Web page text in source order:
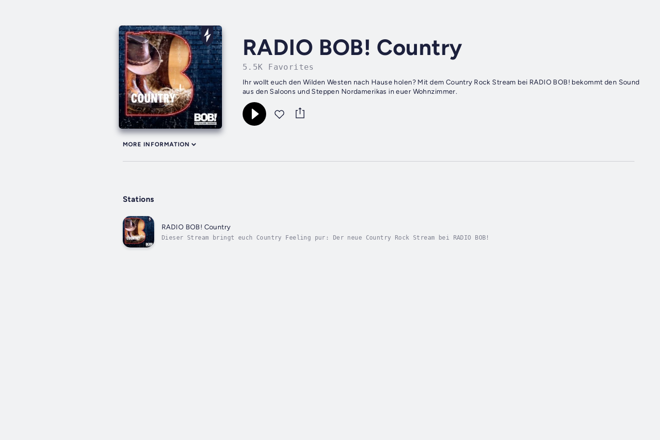
RADIO BOB! Country
5.5K Favorites
Ihr wollt euch den Wilden Westen nach Hause holen? Mit dem Country Rock Stream bei RADIO BOB! bekommt den Sound
aus den Saloons und Steppen Nordamerikas in euer Wohnzimmer.
MORE INFORMATION
Stations
RADIO BOB! Country
Dieser Stream bringt euch Country Feeling pur: Der neue Country Rock Stream bei RADIO BOB!